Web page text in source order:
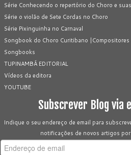
Série Conhecendo o repertório do Choro e
Série o violão de Sete Cordas no Choro
Série Pixinguinha no Carnaval
Songbook do Choro Curitibano |Compositores
Songbooks
TUPINAMBÁ EDITORIAL
Vídeos da editora
YOUTUBE
Subscrever Blog via
Indique o seu endereço de email para
notificações de novos artigos por
Endereço